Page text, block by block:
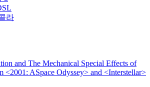
라
and The Mechanical Special Effects of
<2001: ASpace Odyssey> and <Interstellar>